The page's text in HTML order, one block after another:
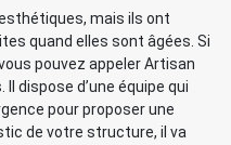
mais ils ont
quand elles sont âgées. Si
pouvez appeler Artisan
dispose d’une équipe qui
pour proposer une
de votre structure, il va